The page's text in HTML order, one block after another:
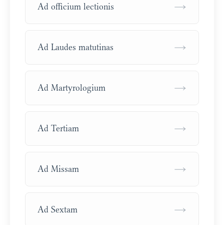
Ad officium lectionis →
Ad Laudes matutinas →
Ad Martyrologium →
Ad Tertiam →
Ad Missam →
Ad Sextam →